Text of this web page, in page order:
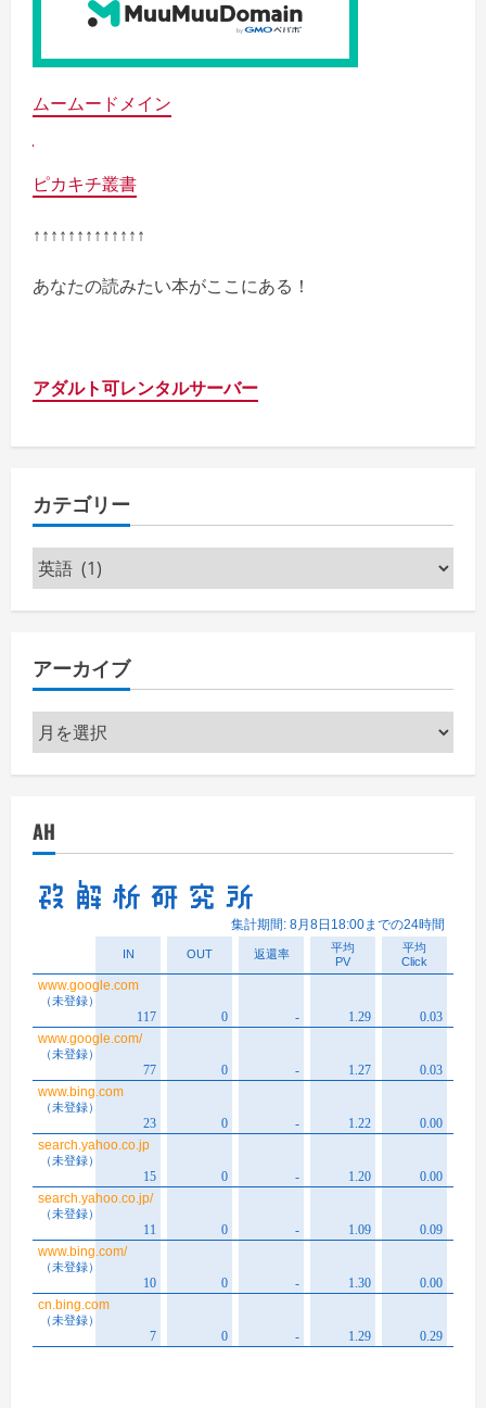
ムームードメイン
ピカキチ叢書
↑↑↑↑↑↑↑↑↑↑↑↑↑
あなたの読みたい本がここにある！
アダルト可レンタルサーバー
カテゴリー
カ
テ
ー
アーカイブ
ア
ー
ブ
AH